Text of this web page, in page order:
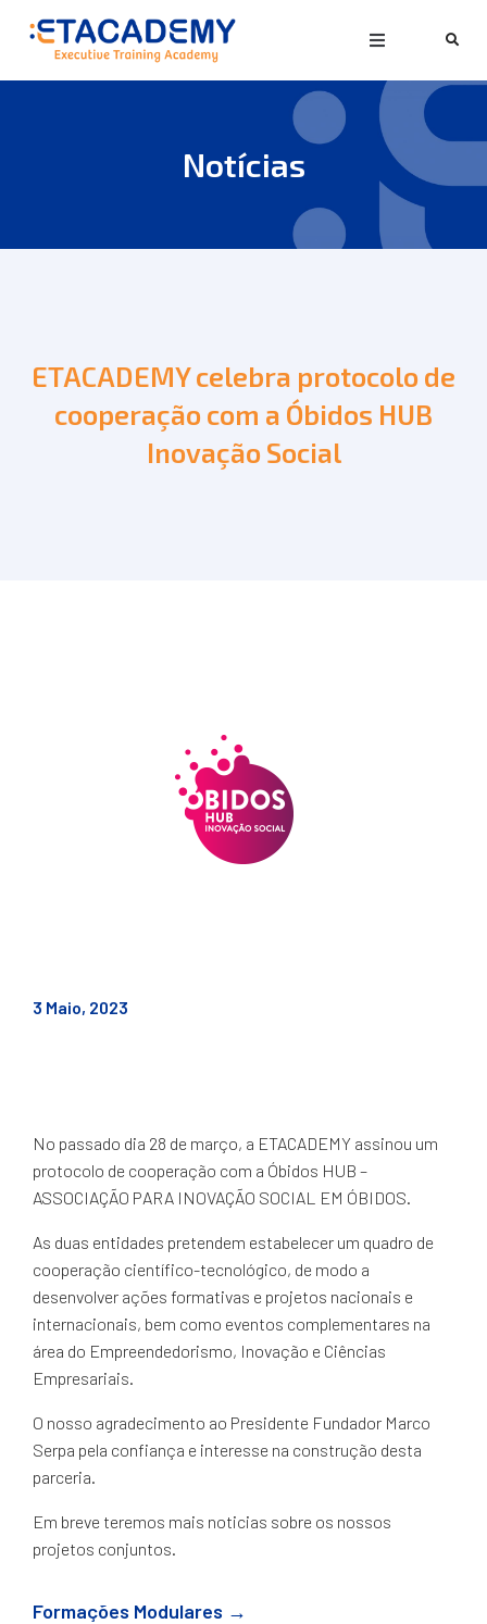
Notícias
ETACADEMY celebra protocolo de
cooperação com a Óbidos HUB
Inovação Social
3 Maio, 2023
No passado dia 28 de março, a ETACADEMY assinou um
protocolo de cooperação com a Óbidos HUB –
ASSOCIAÇÃO PARA INOVAÇÃO SOCIAL EM ÓBIDOS.
As duas entidades pretendem estabelecer um quadro de
cooperação científico-tecnológico, de modo a
desenvolver ações formativas e projetos nacionais e
internacionais, bem como eventos complementares na
área do Empreendedorismo, Inovação e Ciências
Empresariais.
O nosso agradecimento ao Presidente Fundador Marco
Serpa pela confiança e interesse na construção desta
parceria.
Em breve teremos mais noticias sobre os nossos
projetos conjuntos.
Formações Modulares →